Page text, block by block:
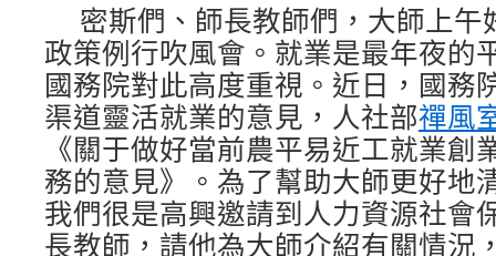
密斯們、師長教師們，大師上
政策例行吹風會。就業是最年夜的
國務院對此高度重視。近日，國務
渠道靈活就業的意見，人社部禪風
《關于做好當前農平易近工就業創
務的意見》。為了幫助大師更好地
我們很是高興邀請到人力資源社會
長教師，請他為大師介紹有關情況